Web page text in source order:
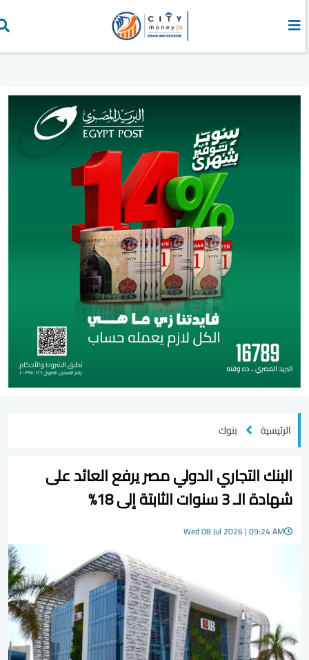
الرئيسية بنوك
البنك التجاري الدولي مصر يرفع العائد على
شهادة الـ 3 سنوات الثابتة إلى 18%
Wed 08 Jul 2026 | 09:24 AM